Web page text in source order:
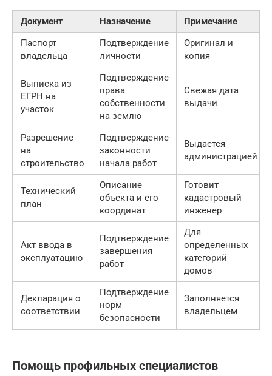
Документ Назначение
Примечание
Паспорт
владельца
Подтверждение
личности
Оригинал и
копия
Выписка из
ЕГРН на
участок
Подтверждение
права
собственности
на землю
Свежая дата
выдачи
Разрешение
на
строительство
Подтверждение
законности
начала работ
Выдается
администрацией
Технический
план
Описание
объекта и его
координат
Готовит
кадастровый
инженер
Акт ввода в
эксплуатацию
Подтверждение
завершения
работ
Для
определенных
категорий
домов
Декларация о
соответствии
Подтверждение
норм
безопасности
Заполняется
владельцем
Помощь профильных специалистов